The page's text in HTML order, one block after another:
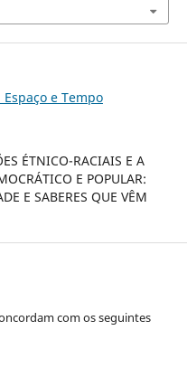
e Tempo
ÉTNICO-RACIAIS E A
E POPULAR:
E SABERES QUE VÊM
com os seguintes